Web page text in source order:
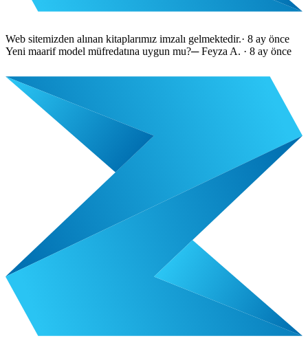
Web sitemizden alınan kitaplarımız imzalı gelmektedir.· 8 ay önce
Yeni maarif model müfredatına uygun mu?─Feyza A. · 8 ay önce